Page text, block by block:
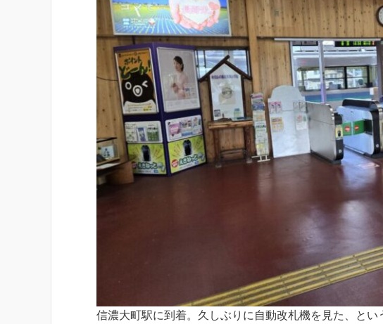
信濃大町駅に到着。久しぶりに自動改札機を見た、と